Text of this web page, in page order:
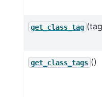
get_class_tag
get_class_tags ()